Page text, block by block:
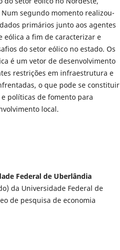
segundo momento realizou-
primários junto aos agentes
eólica a fim de caracterizar e
do setor eólico no estado. Os
é um vetor de desenvolvimento
restrições em infraestrutura e
o que pode se constituir
políticas de fomento para
local.
Federal de Uberlândia
da Universidade Federal de
de pesquisa de economia